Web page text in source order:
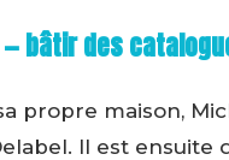
bâtir des
propre maison,
Il est ensuite